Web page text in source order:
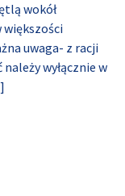
wokół
uwaga- z racji
wyłącznie w